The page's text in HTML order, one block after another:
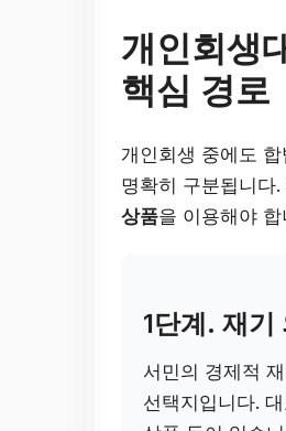
개인회생
핵심 경로
개인회생 중에도
명확히 구분됩니다
상품을 이용해야
1단계. 재
서민의 경제적
선택지입니다.